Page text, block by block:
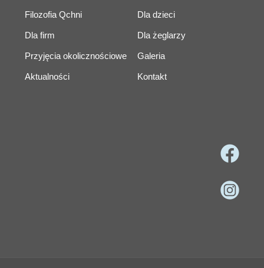
Filozofia Qchni Dla dzieci
Dla firm Dla żeglarzy
Przyjęcia okolicznościowe Galeria
Aktualności Kontakt